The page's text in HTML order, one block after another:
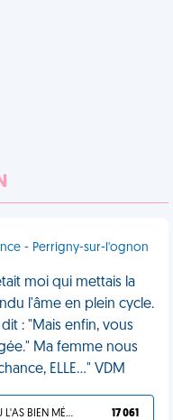
- Perrigny-sur-l'ognon
moi qui mettais la
l'âme en plein cycle.
: "Mais enfin, vous
Ma femme nous
ELLE..." VDM
TU L'AS BIEN MÉRITÉ 17 061